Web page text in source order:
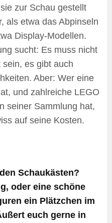
zur Schau gestellt
als etwa das Abpinseln
Display-Modellen.
sucht: Es muss nicht
es gibt auch
Aber: Wer eine
und zahlreiche LEGO
seiner Sammlung hat,
auf seine Kosten.
Schaukästen?
oder eine schöne
ein Plätzchen im
euch gerne in